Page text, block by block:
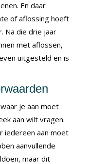
En daar
of aflossing hoeft
Na die drie jaar
met aflossen,
uitgesteld en is
je aan moet
aan wilt vragen.
iedereen aan moet
aanvullende
maar dit